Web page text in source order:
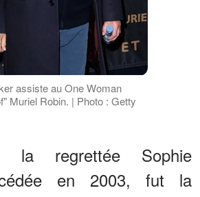
assiste au One Woman
Muriel Robin. | Photo : Getty
la regrettée Sophie
en 2003, fut la